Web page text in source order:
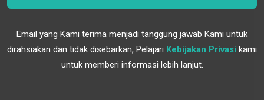
Email yang Kami terima menjadi tanggung jawab Kami untuk
dirahsiakan dan tidak disebarkan, Pelajari Kebijakan Privasi kami
untuk memberi informasi lebih lanjut.